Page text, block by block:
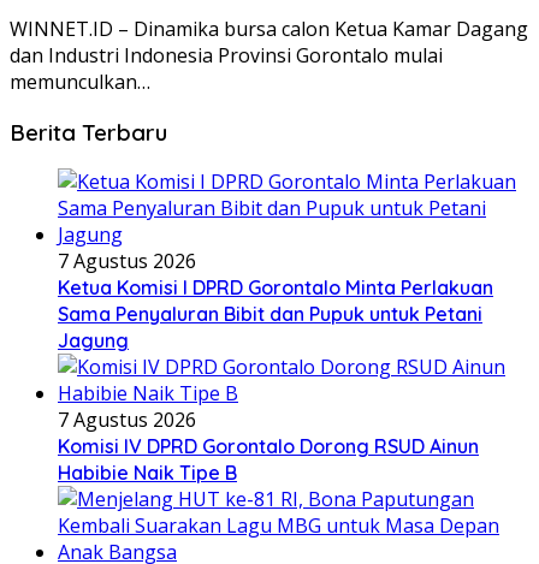
WINNET.ID – Dinamika bursa calon Ketua Kamar Dagang
dan Industri Indonesia Provinsi Gorontalo mulai
memunculkan…
Berita Terbaru
7 Agustus 2026
Ketua Komisi I DPRD Gorontalo Minta Perlakuan
Sama Penyaluran Bibit dan Pupuk untuk Petani
Jagung
7 Agustus 2026
Komisi IV DPRD Gorontalo Dorong RSUD Ainun
Habibie Naik Tipe B